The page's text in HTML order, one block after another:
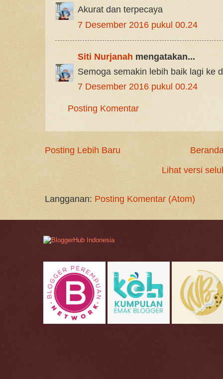
Akurat dan terpecaya
7 Desember 2016 pukul 00.24
Siti Nurjanah mengatakan...
Semoga semakin lebih baik lagi ke
7 Desember 2016 pukul 00.24
Posting Komentar
Posting Lebih Baru
Lihat versi
Langganan: Posting Komentar (Atom)